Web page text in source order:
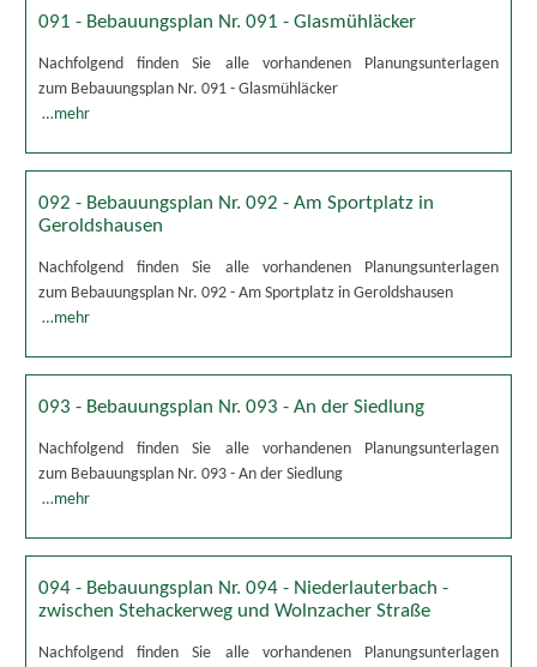
091 - Bebauungsplan Nr. 091 - Glasmühläcker
Nachfolgend finden Sie alle vorhandenen Planungsunterlagen
zum Bebauungsplan Nr. 091 - Glasmühläcker
…mehr
092 - Bebauungsplan Nr. 092 - Am Sportplatz in
Geroldshausen
Nachfolgend finden Sie alle vorhandenen Planungsunterlagen
zum Bebauungsplan Nr. 092 - Am Sportplatz in Geroldshausen
…mehr
093 - Bebauungsplan Nr. 093 - An der Siedlung
Nachfolgend finden Sie alle vorhandenen Planungsunterlagen
zum Bebauungsplan Nr. 093 - An der Siedlung
…mehr
094 - Bebauungsplan Nr. 094 - Niederlauterbach -
zwischen Stehackerweg und Wolnzacher Straße
Nachfolgend finden Sie alle vorhandenen Planungsunterlagen